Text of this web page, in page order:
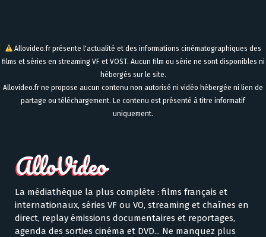
Allovideo.fr présente l'actualité et des informations cinématographiques des
films et séries en streaming VF et VOST. Aucun film ou série ne sont disponibles ni
hébergés sur le site.
Allovideo.fr ne propose aucun contenu non autorisé ni vidéo hébergée ni lien de
partage ou téléchargement. Le contenu est présenté à titre informatif
uniquement.
La médiathèque la plus complète : films français et
internationaux, séries VF ou VO, streaming et chaînes en
direct, replay émissions documentaires et reportages,
agenda des sorties cinéma et DVD... Ne manquez plus